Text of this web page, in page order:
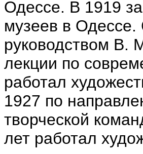
Одессе. В 1919
музеев в
руководством В.
лекции по
работал
1927 по
творческой
лет работал